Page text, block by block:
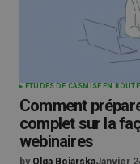
ÉTUDES DE CAS MISE EN ROUTE
Comment
complet sur la
webinaires
by Olga BojarskaJanvier